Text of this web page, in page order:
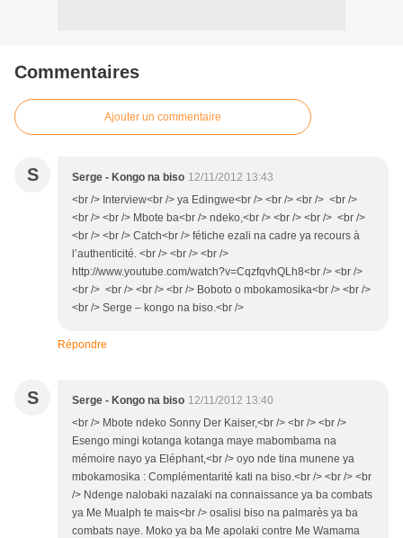
Commentaires
Ajouter un commentaire
S Serge - Kongo na biso 12/11/2012 13:43
<br /> Interview<br /> ya Edingwe<br /> <br /> <br /> <br />
<br /> <br /> Mbote ba<br /> ndeko,<br /> <br /> <br /> <br />
<br /> <br /> Catch<br /> fétiche ezali na cadre ya recours à
l’authenticité. <br /> <br /> <br />
http://www.youtube.com/watch?v=CqzfqvhQLh8<br /> <br />
<br /> <br /> <br /> <br /> Boboto o mbokamosika<br /> <br />
<br /> Serge – kongo na biso.<br />
Répondre
S Serge - Kongo na biso 12/11/2012 13:40
<br /> Mbote ndeko Sonny Der Kaiser,<br /> <br /> <br />
Esengo mingi kotanga kotanga maye mabombama na
mémoire nayo ya Eléphant,<br /> oyo nde tina munene ya
mbokamosika : Complémentarité kati na biso.<br /> <br /> <br
/> Ndenge nalobaki nazalaki na connaissance ya ba combats
ya Me Mualph te mais<br /> osalisi biso na palmarès ya ba
combats naye. Moko ya ba Me apolaki contre Me Wamama